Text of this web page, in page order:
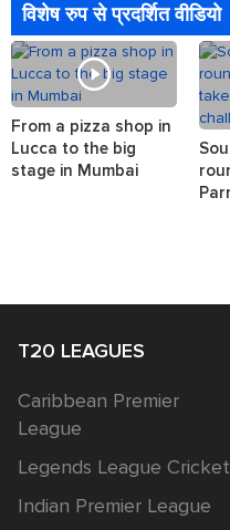
विशेष रुप से प्रदर्शित वीडियो
From a pizza shop in
Lucca to the big
stage in Mumbai
T20 LEAGUES
Caribbean Premier
League
Legends League Cricket
Indian Premier League